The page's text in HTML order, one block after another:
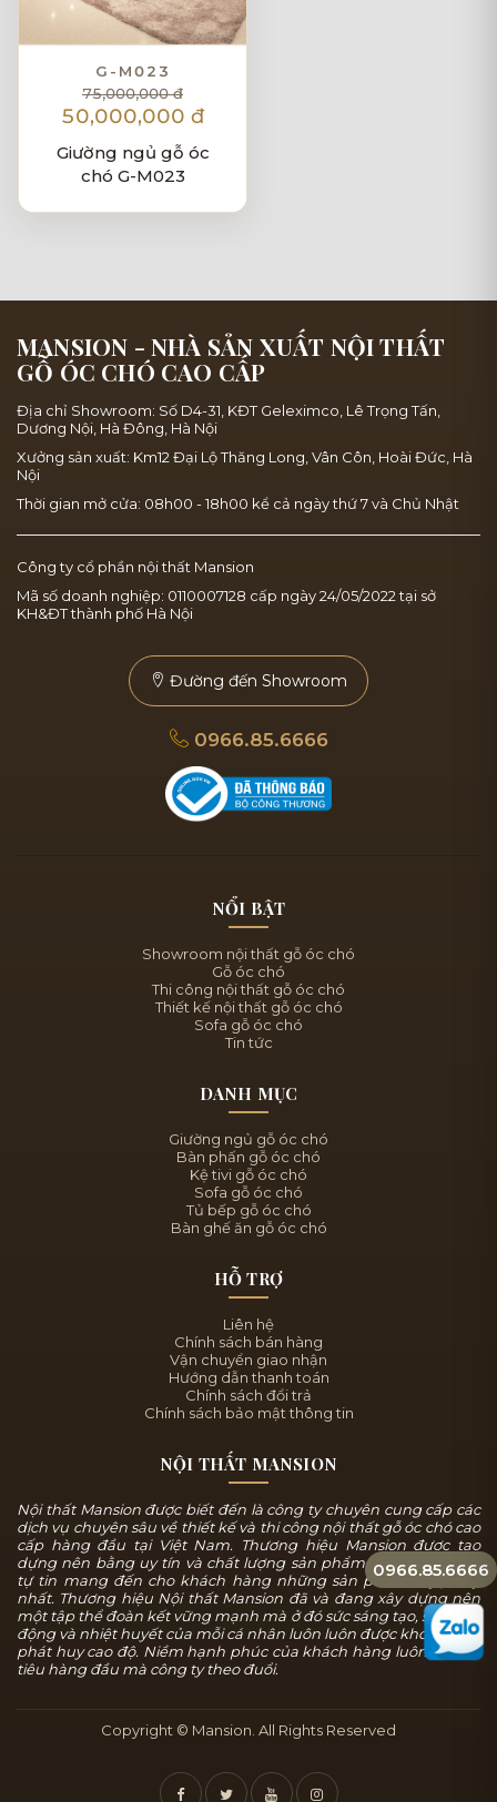
0966.85.6666
G-M023
75,000,000 đ
50,000,000 đ
Giường ngủ gỗ óc
chó G-M023
MANSION - NHÀ SẢN XUẤT NỘI THẤT
GỖ ÓC CHÓ CAO CẤP
Địa chỉ Showroom: Số D4-31, KĐT Geleximco, Lê Trọng Tấn,
Dương Nội, Hà Đông, Hà Nội
Xưởng sản xuất: Km12 Đại Lộ Thăng Long, Vân Côn, Hoài Đức, Hà
Nội
Thời gian mở cửa: 08h00 - 18h00 kể cả ngày thứ 7 và Chủ Nhật
Công ty cổ phần nội thất Mansion
Mã số doanh nghiệp: 0110007128 cấp ngày 24/05/2022 tại sở
KH&ĐT thành phố Hà Nội
Đường đến Showroom
0966.85.6666
NỔI BẬT
Showroom nội thất gỗ óc chó
Gỗ óc chó
Thi công nội thất gỗ óc chó
Thiết kế nội thất gỗ óc chó
Sofa gỗ óc chó
Tin tức
DANH MỤC
Giường ngủ gỗ óc chó
Bàn phấn gỗ óc chó
Kệ tivi gỗ óc chó
Sofa gỗ óc chó
Tủ bếp gỗ óc chó
Bàn ghế ăn gỗ óc chó
HỖ TRỢ
Liên hệ
Chính sách bán hàng
Vận chuyển giao nhận
Hướng dẫn thanh toán
Chính sách đổi trả
Chính sách bảo mật thông tin
NỘI THẤT MANSION
Nội thất Mansion được biết đến là công ty chuyên cung cấp các
dịch vụ chuyên sâu về thiết kế và thi công nội thất gỗ óc chó cao
cấp hàng đầu tại Việt Nam. Thương hiệu Mansion được tạo
dựng nên bằng uy tín và chất lượng sản phẩm, chúng tôi luôn
tự tin mang đến cho khách hàng những sản phẩm tuyệt mỹ
nhất. Thương hiệu Nội thất Mansion đã và đang xây dựng nên
một tập thể đoàn kết vững mạnh mà ở đó sức sáng tạo, sự năng
động và nhiệt huyết của mỗi cá nhân luôn luôn được khơi dậy và
phát huy cao độ. Niềm hạnh phúc của khách hàng luôn là mục
tiêu hàng đầu mà công ty theo đuổi.
Copyright © Mansion. All Rights Reserved